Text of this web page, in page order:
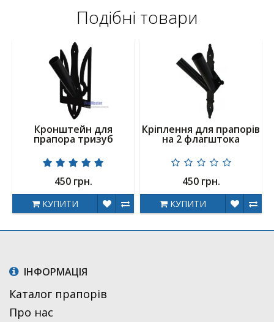
Подібні товари
Кронштейн для
прапора тризуб
450 грн.
КУПИТИ
Кріплення для прапорів
на 2 флагштока
450 грн.
КУПИТИ
ІНФОРМАЦІЯ
Каталог прапорів
Про нас